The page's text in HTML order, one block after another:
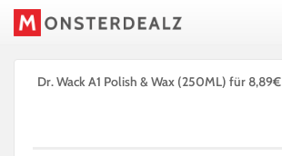
Dr. Wack A1 Polish & Wax (250ML) für 8,89€